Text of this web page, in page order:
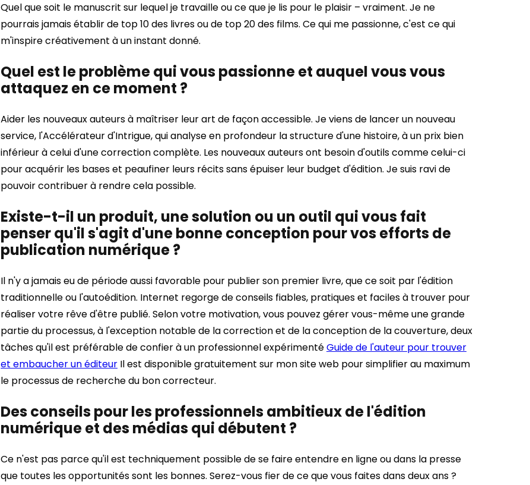
Quel que soit le manuscrit sur lequel je travaille ou ce que je lis pour le plaisir – vraiment. Je ne
pourrais jamais établir de top 10 des livres ou de top 20 des films. Ce qui me passionne, c'est ce qui
m'inspire créativement à un instant donné.
Quel est le problème qui vous passionne et auquel vous vous
attaquez en ce moment ?
Aider les nouveaux auteurs à maîtriser leur art de façon accessible. Je viens de lancer un nouveau
service, l'Accélérateur d'Intrigue, qui analyse en profondeur la structure d'une histoire, à un prix bien
inférieur à celui d'une correction complète. Les nouveaux auteurs ont besoin d'outils comme celui-ci
pour acquérir les bases et peaufiner leurs récits sans épuiser leur budget d'édition. Je suis ravi de
pouvoir contribuer à rendre cela possible.
Existe-t-il un produit, une solution ou un outil qui vous fait
penser qu'il s'agit d'une bonne conception pour vos efforts de
publication numérique ?
Il n'y a jamais eu de période aussi favorable pour publier son premier livre, que ce soit par l'édition
traditionnelle ou l'autoédition. Internet regorge de conseils fiables, pratiques et faciles à trouver pour
réaliser votre rêve d'être publié. Selon votre motivation, vous pouvez gérer vous-même une grande
partie du processus, à l'exception notable de la correction et de la conception de la couverture, deux
tâches qu'il est préférable de confier à un professionnel expérimentéGuide de l'auteur pour trouver
et embaucher un éditeur Il est disponible gratuitement sur mon site web pour simplifier au maximum
le processus de recherche du bon correcteur.
Des conseils pour les professionnels ambitieux de l'édition
numérique et des médias qui débutent ?
Ce n'est pas parce qu'il est techniquement possible de se faire entendre en ligne ou dans la presse
que toutes les opportunités sont les bonnes. Serez-vous fier de ce que vous faites dans deux ans ?